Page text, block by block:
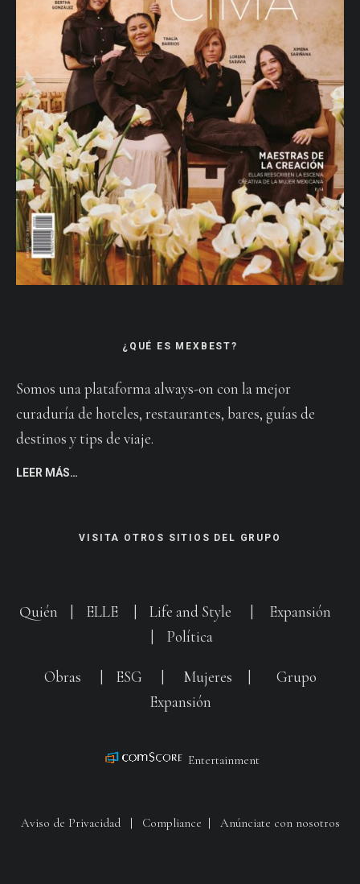
¿QUÉ ES MEXBEST?
Somos una plataforma always-on con la mejor
curaduría de hoteles, restaurantes, bares, guías de
destinos y tips de viaje.
LEER MÁS…
VISITA OTROS SITIOS DEL GRUPO
Quién ELLE Life and Style
Expansión
Política
Obras ESG Mujeres
Grupo
Expansión
Entertainment
Aviso de Privacidad| Compliance Anúnciate con nosotros